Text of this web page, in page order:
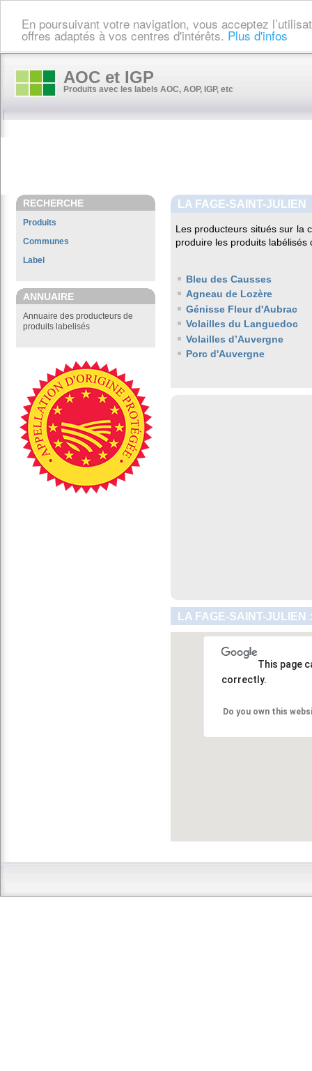
En poursuivant votre navigation, vous acceptez
offres adaptés à vos centres d'intérêts. Plus d'infos
AOC et IGP
Produits avec les labels AOC, AOP, IGP, etc
RECHERCHE
Produits
Communes
Label
ANNUAIRE
Annuaire des producteurs de
produits labelisés
LA FAGE-SAINT-JULIEN
Les producteurs situés sur la
produire les produits labélisés
Bleu des Causses
Agneau de Lozère
Génisse Fleur d'Aubrac
Volailles du Languedoc
Volailles d’Auvergne
Porc d'Auvergne
LA FAGE-SAINT-JULIEN
This page
correctly.
Do you own this